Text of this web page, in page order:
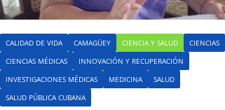
CALIDAD DE VIDA CAMAGÜEY CIENCIA Y SALUD
CIENCIAS
CIENCIAS MÉDICAS
INNOVACIÓN Y RECUPERACIÓN
INVESTIGACIONES MÉDICAS
MEDICINA
SALUD
SALUD PÚBLICA CUBANA